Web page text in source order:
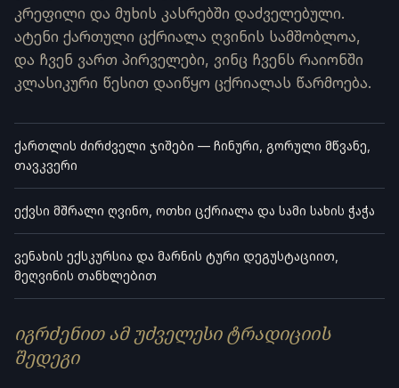
კრეფილი და მუხის კასრებში დაძველებული.
ატენი ქართული ცქრიალა ღვინის სამშობლოა,
და ჩვენ ვართ პირველები, ვინც ჩვენს რაიონში
კლასიკური წესით დაიწყო ცქრიალას წარმოება.
ქართლის ძირძველი ჯიშები — ჩინური, გორული მწვანე,
თავკვერი
ექვსი მშრალი ღვინო, ოთხი ცქრიალა და სამი სახის ჭაჭა
ვენახის ექსკურსია და მარნის ტური დეგუსტაციით,
მეღვინის თანხლებით
იგრძენით ამ უძველესი ტრადიციის
შედეგი